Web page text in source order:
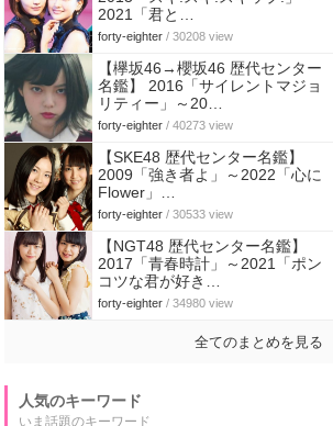
2021「君と…
forty-eighter / 30208 view
【欅坂46→櫻坂46 歴代センター
名鑑】 2016「サイレントマジョ
リティー」～20…
forty-eighter / 40273 view
【SKE48 歴代センター名鑑】
2009「強き者よ」～2022「心に
Flower」…
forty-eighter / 30533 view
【NGT48 歴代センター名鑑】
2017「青春時計」～2021「ポン
コツな君が好き…
forty-eighter / 34980 view
全てのまとめを見る
人気のキーワード
いま話題のキーワード